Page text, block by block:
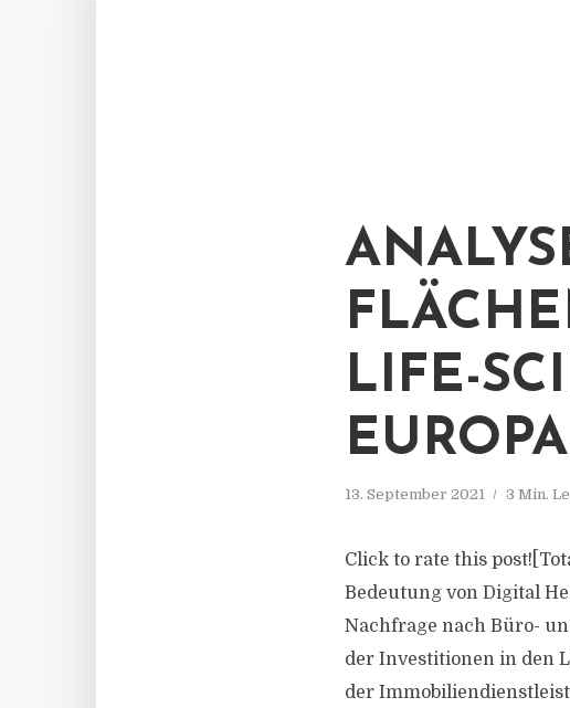
LIFE-
EUROPA
13. September 2021 3 Min.
Click to rate this
Bedeutung von Digital
Nachfrage nach Büro-
der Investitionen in den
der